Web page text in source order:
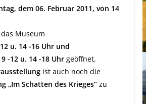
dem 06. Februar 2011, von 14
Museum
u. 14 -16 Uhr und
-12 u. 14 -18 Uhr geöffnet.
ist auch noch die
„Im Schatten des Krieges“zu